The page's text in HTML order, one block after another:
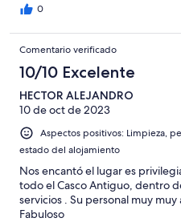
0
Comentario verificado
10/10 Excelente
HECTOR ALEJANDRO
10 de oct de 2023
Aspectos positivos: Limpieza,
estado del alojamiento
Nos encantó el lugar es
todo el Casco Antiguo, dentro
servicios . Su personal muy
Fabuloso